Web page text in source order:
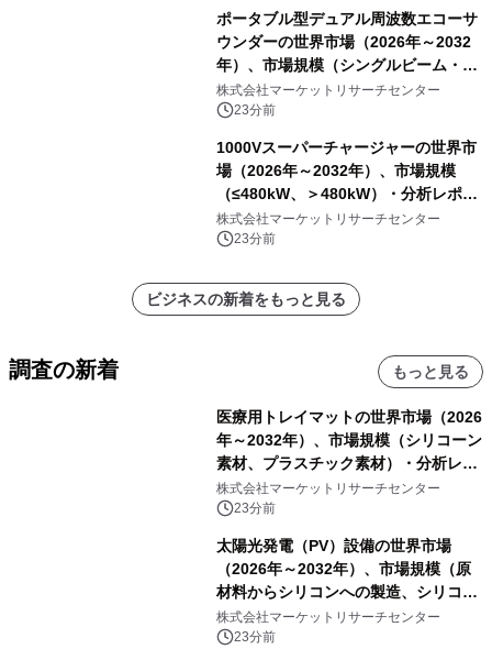
ポータブル型デュアル周波数エコーサ
ウンダーの世界市場（2026年～2032
年）、市場規模（シングルビーム・エ
コーサウンダー、マルチビーム・エコ
ーサウンダー）・分析レポートを発表
株式会社マーケットリサーチセンター
23分前
1000Vスーパーチャージャーの世界市
場（2026年～2032年）、市場規模
（≤480kW、＞480kW）・分析レポー
トを発表
株式会社マーケットリサーチセンター
23分前
ビジネスの新着をもっと見る
調査の新着 もっと見る
医療用トレイマットの世界市場（2026
年～2032年）、市場規模（シリコーン
素材、プラスチック素材）・分析レポ
ートを発表
株式会社マーケットリサーチセンター
23分前
太陽光発電（PV）設備の世界市場
（2026年～2032年）、市場規模（原
材料からシリコンへの製造、シリコン
からインゴットへの製造、インゴット
からウェハーへの製造、ウェハーから
株式会社マーケットリサーチセンター
23分前